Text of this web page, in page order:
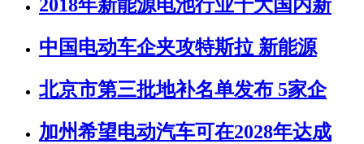
2018年新能源电池行业十大国内新
中国电动车企夹攻特斯拉 新能源
北京市第三批地补名单发布 5家企
加州希望电动汽车可在2028年达成